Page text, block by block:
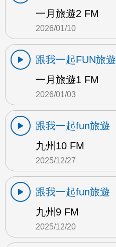
一月旅遊2 FM
2026/01/10
跟我一起FUN旅遊
一月旅遊1 FM
2026/01/03
跟我一起fun旅遊
九州10 FM
2025/12/27
跟我一起fun旅遊
九州9 FM
2025/12/20